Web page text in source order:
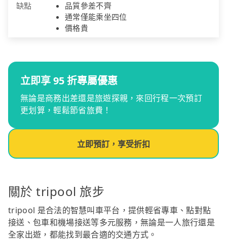
缺點
品質參差不齊
通常僅能乘坐四位
價格貴
立即享 95 折專屬優惠
無論是商務出差還是旅遊探親，來回行程一次預訂
更划算，輕鬆節省旅費！
立即預訂，享受折扣
關於 tripool 旅步
tripool 是合法的智慧叫車平台，提供輕省專車、點對點
接送、包車和機場接送等多元服務，無論是一人旅行還是
全家出遊，都能找到最合適的交通方式。